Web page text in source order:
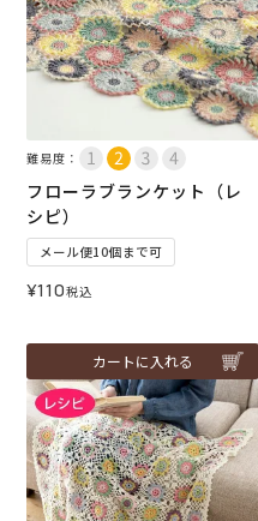
難易度：
フローラブランケット（レ
シピ）
メール便10個まで可
¥110税込
カートに入れる